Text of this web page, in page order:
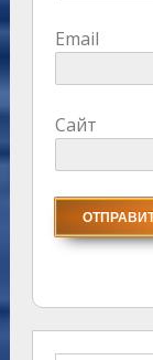
Email
Сайт